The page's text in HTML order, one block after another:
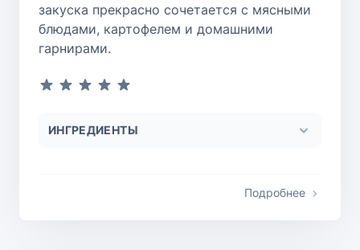
закуска прекрасно сочетается с мясными
блюдами, картофелем и домашними
гарнирами.
ИНГРЕДИЕНТЫ
Подробнее